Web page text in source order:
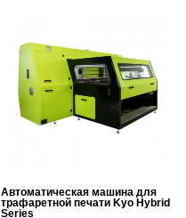
Автоматическая машина для
трафаретной печати Kyo Hybrid
Series